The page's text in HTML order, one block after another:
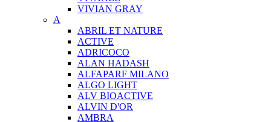
VIVIAN GRAY
A
ABRIL ET NATURE
ACTIVE
ADRICOCO
ALAN HADASH
ALFAPARF MILANO
ALGO LIGHT
ALV BIOACTIVE
ALVIN D'OR
AMBRA